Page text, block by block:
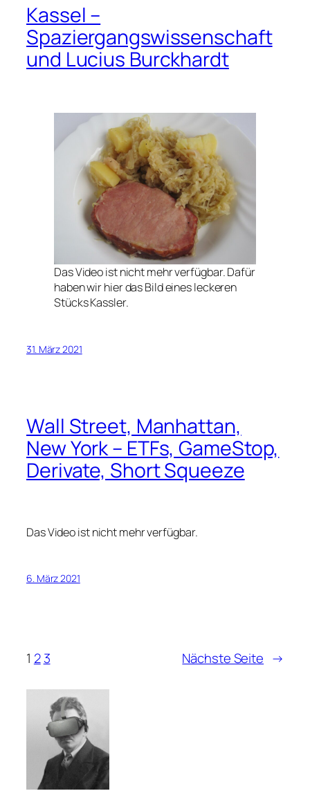
Kassel –
Spaziergangswissenschaft
und Lucius Burckhardt
Das Video ist nicht mehr verfügbar. Dafür
haben wir hier das Bild eines leckeren
Stücks Kassler.
31. März 2021
Wall Street, Manhattan,
New York – ETFs, GameStop,
Derivate, Short Squeeze
Das Video ist nicht mehr verfügbar.
6. März 2021
1 2 3 Nächste Seite →